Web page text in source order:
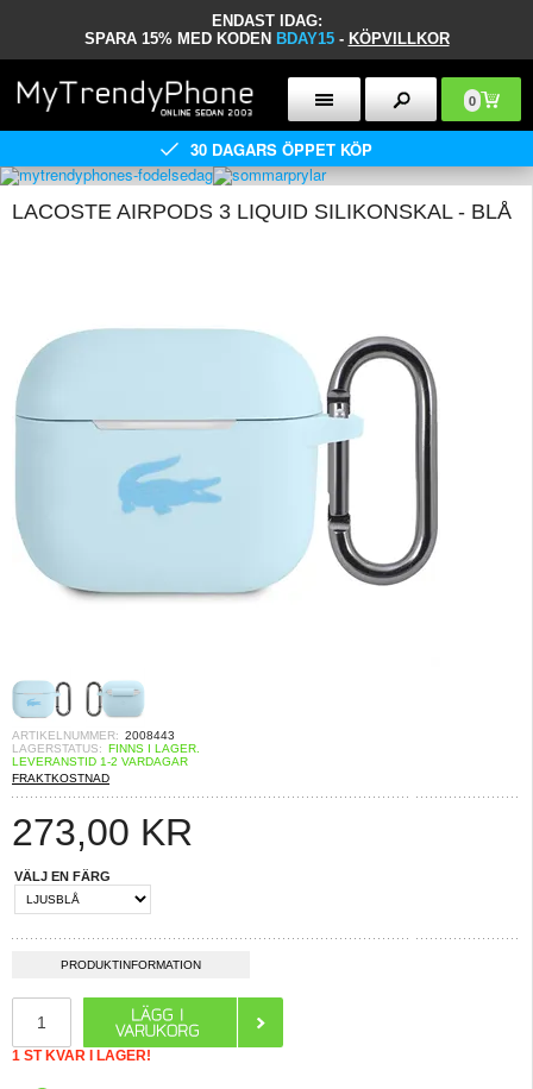
ENDAST IDAG:
SPARA 15% MED KODEN BDAY15 - KÖPVILLKOR
0
30 DAGARS ÖPPET KÖP
LACOSTE AIRPODS 3 LIQUID SILIKONSKAL - BLÅ
ARTIKELNUMMER: 2008443
LAGERSTATUS: FINNS I LAGER.
LEVERANSTID 1-2 VARDAGAR
FRAKTKOSTNAD
273,00 KR
VÄLJ EN FÄRG
PRODUKTINFORMATION
1 ST KVAR I LAGER!